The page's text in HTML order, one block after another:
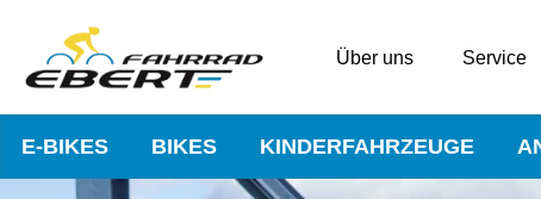
Über uns Service
E-BIKES BIKES KINDERFAHRZEUGE